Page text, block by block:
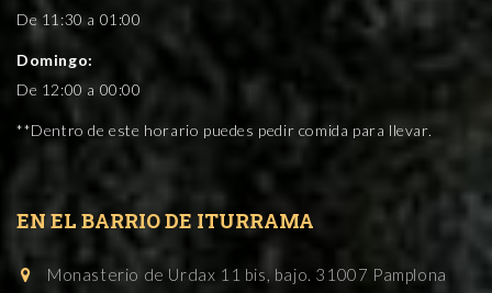
De 11:30 a 01:00
Domingo:
De 12:00 a 00:00
**Dentro de este horario puedes pedir comida para llevar.
EN EL BARRIO DE ITURRAMA
Monasterio de Urdax 11 bis, bajo. 31007 Pamplona